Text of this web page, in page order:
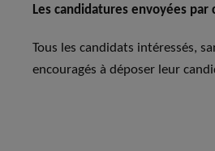
Les candidatures envoyées
Tous les candidats intéressés,
encouragés à déposer leur